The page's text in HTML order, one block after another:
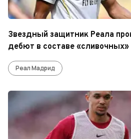
Звездный защитник Реала
дебют в составе «сливочных»
Реал Мадрид